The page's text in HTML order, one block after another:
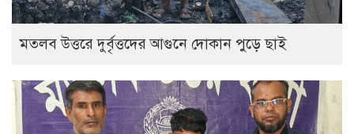
‎মতলব উত্তরে দুর্বৃত্তদের আগুনে দোকান পুড়ে ছাই